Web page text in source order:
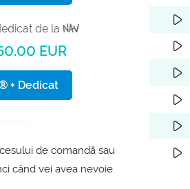
de laNAV
EUR
+ Dedicat
de comandă sau
când vei avea nevoie.